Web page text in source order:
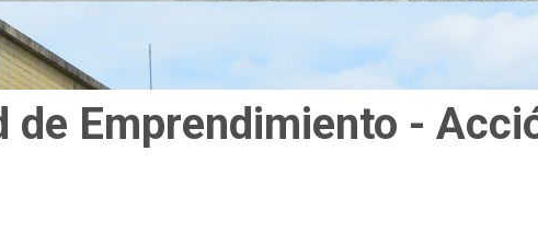
de Emprendimiento -